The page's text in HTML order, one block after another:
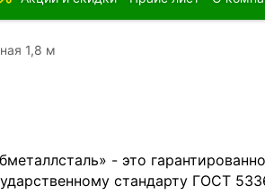
1,8 м
- это
стандарту ГОСТ